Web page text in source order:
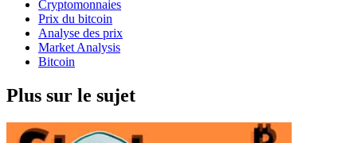
Cryptomonnaies
Prix du bitcoin
Analyse des prix
Market Analysis
Bitcoin
Plus sur le sujet